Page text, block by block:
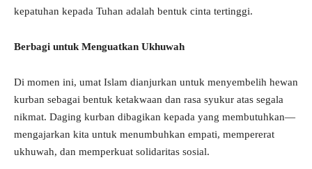
kepatuhan kepada Tuhan adalah bentuk cinta tertinggi.
Berbagi untuk Menguatkan Ukhuwah
Di momen ini, umat Islam dianjurkan untuk menyembelih hewan
kurban sebagai bentuk ketakwaan dan rasa syukur atas segala
nikmat. Daging kurban dibagikan kepada yang membutuhkan—
mengajarkan kita untuk menumbuhkan empati, mempererat
ukhuwah, dan memperkuat solidaritas sosial.